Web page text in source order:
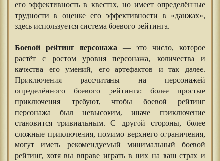
его эффективность в квестах, но имеет определённые
трудности в оценке его эффективности в «данжах»,
здесь используется система боевого рейтинга.
Боевой рейтинг персонажа — это число, которое
растёт с ростом уровня персонажа, количества и
качества его умений, его артефактов и так далее.
Приключения рассчитаны на персонажей
определённого боевого рейтинга: более простые
приключения требуют, чтобы боевой рейтинг
персонажа был невысоким, иначе приключение
становится тривиальным. С другой стороны, более
сложные приключения, помимо верхнего ограничения,
могут иметь рекомендуемый минимальный боевой
рейтинг, хотя вы вправе играть в них на ваш страх и